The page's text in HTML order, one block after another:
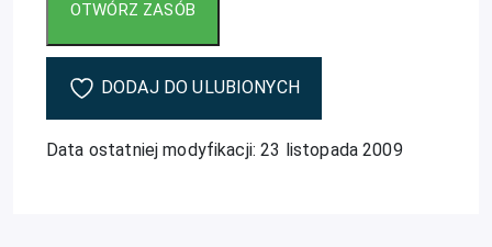
DODAJ DO ULUBIONYCH
Data ostatniej modyfikacji: 23 listopada 2009